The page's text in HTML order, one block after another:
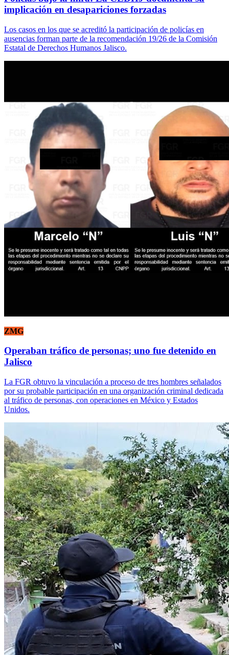
implicación en desapariciones forzadas
Los casos en los que se acreditó la participación de policías en
ausencias forman parte de la recomendación 19/26 de la Comisión
Estatal de Derechos Humanos Jalisco.
ZMG
Operaban tráfico de personas; uno fue detenido en
Jalisco
La FGR obtuvo la vinculación a proceso de tres hombres señalados
por su probable participación en una organización criminal dedicada
al tráfico de personas, con operaciones en México y Estados
Unidos.